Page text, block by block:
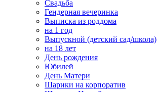
Свадьба
Гендерная вечеринка
Выписка из роддома
на 1 год
Выпускной (детский сад/школа)
на 18 лет
День рождения
Юбилей
День Матери
Шарики на корпоратив